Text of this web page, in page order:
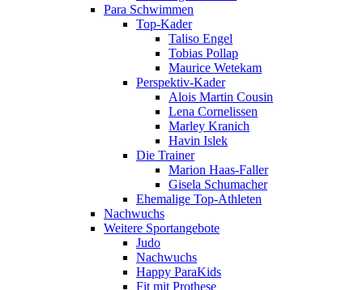
Para Schwimmen
Top-Kader
Taliso Engel
Tobias Pollap
Maurice Wetekam
Perspektiv-Kader
Alois Martin Cousin
Lena Cornelissen
Marley Kranich
Havin Islek
Die Trainer
Marion Haas-Faller
Gisela Schumacher
Ehemalige Top-Athleten
Nachwuchs
Weitere Sportangebote
Judo
Nachwuchs
Happy ParaKids
Fit mit Prothese